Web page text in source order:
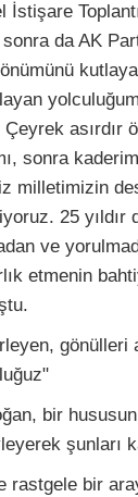
İstişare
da AK
Çeyrek asırdır
sonra
milletimizin
25 yıldır
ve
etmenin
gönülleri
bir
şunları
rastgele bir